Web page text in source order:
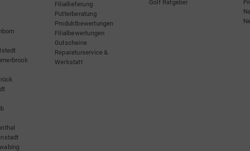
Filiallieferung
Putterberatung
Produktbewertungen
Filialbewertungen
Gutscheine
Reparaturservice &
Werkstatt
Golf Ratgeber